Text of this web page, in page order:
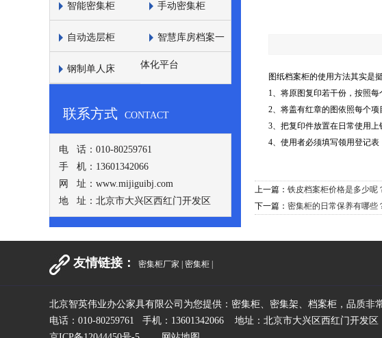
智能密集柜 手动密集柜
自动选层柜 智慧库房档案一
体化平台
钢制单人床
联系方式 CONTACT
电 话：010-80259761
手 机：13601342066
网 址：www.mijiguibj.com
地 址：北京市大兴区西红门开发区
图纸档案柜的使用方法其实是
1、将原图复印若干份，按照
2、将盖有红章的图依照每个
3、把复印件放置在日常使用
4、使用者必须填写领用登记
上一篇： 铁皮档案柜价格是多少呢
下一篇： 密集柜的日常保养有哪些
友情链接： 密集柜厂家 密集柜
北京智英伟业办公家具有限公司为您提供：密集柜、密集架、档案柜，品质非
电话：010-80259761 手机：13601342066 地址：北京市大兴区西红门开发区